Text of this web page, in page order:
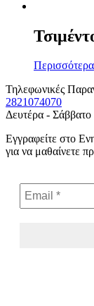
Περισσότερα
Τηλεφωνικές
2821074070
Δευτέρα -
Εγγραφείτε στο
για να μαθαίνετε
Email
*